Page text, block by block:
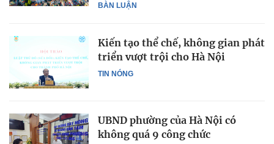
BÀN LUẬN
TIN NÓNG
Kiến tạo thể chế, không gian phát
triển vượt trội cho Hà Nội
UBND phường của Hà Nội có
không quá 9 công chức